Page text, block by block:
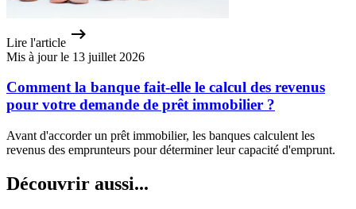
Lire l'article
Mis à jour le 13 juillet 2026
Comment la banque fait-elle le calcul des revenus
pour votre demande de prêt immobilier ?
Avant d'accorder un prêt immobilier, les banques calculent les
revenus des emprunteurs pour déterminer leur capacité d'emprunt.
Découvrir aussi...